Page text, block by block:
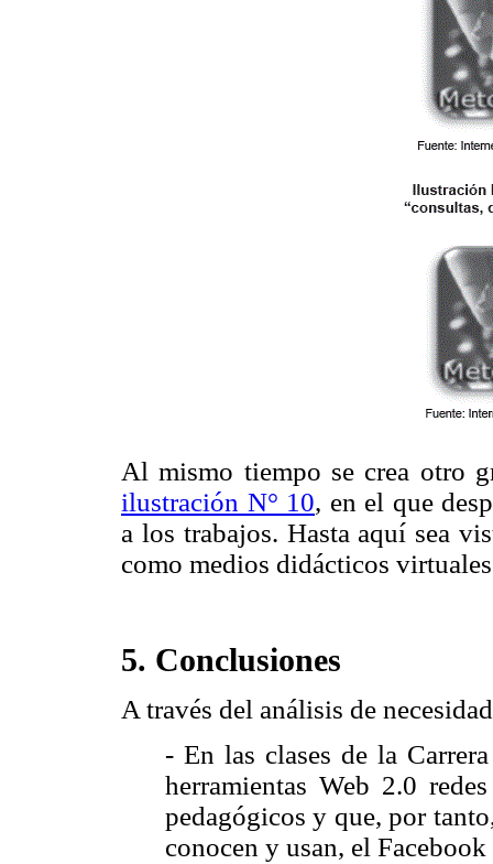
Al mismo tiempo se crea otro
ilustración N° 10, en el que
a los trabajos. Hasta aquí sea
como medios didácticos
5. Conclusiones
A través del análisis de
- En las clases de la
herramientas Web 2.0
pedagógicos y que, por
conocen y usan, el